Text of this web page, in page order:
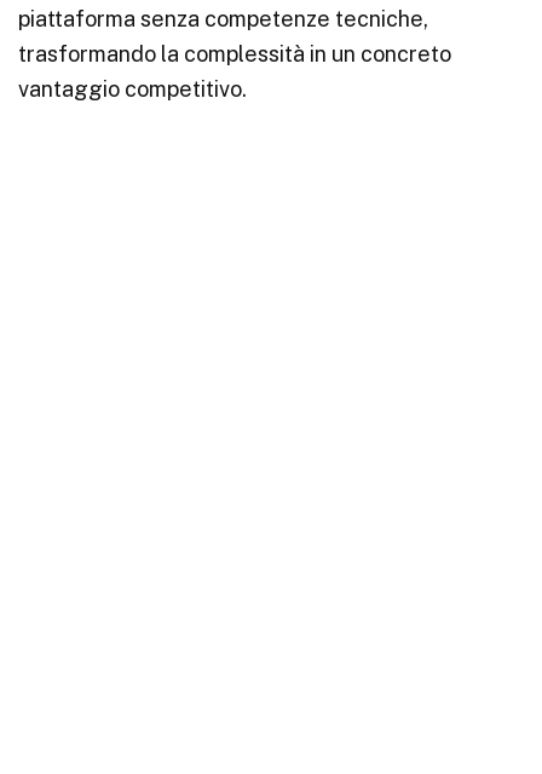
piattaforma senza competenze tecniche,
trasformando la complessità in un concreto
vantaggio competitivo.